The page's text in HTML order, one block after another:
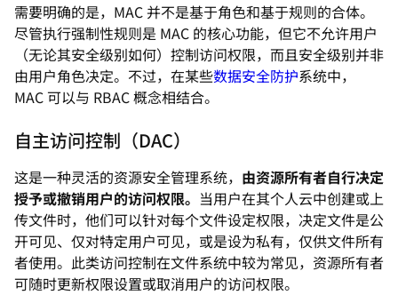
需要明确的是，MAC 并不是基于角色和基于规则的合体。
尽管执行强制性规则是 MAC 的核心功能，但它不允许用户
（无论其安全级别如何）控制访问权限，而且安全级别并非
由用户角色决定。不过，在某些数据安全防护系统中，
MAC 可以与 RBAC 概念相结合。
自主访问控制（DAC）
这是一种灵活的资源安全管理系统， 由资源所有者自行决定
授予或撤销用户的访问权限。 当用户在其个人云中创建或上
传文件时，他们可以针对每个文件设定权限，决定文件是公
开可见、仅对特定用户可见，或是设为私有，仅供文件所有
者使用。此类访问控制在文件系统中较为常见，资源所有者
可随时更新权限设置或取消用户的访问权限。